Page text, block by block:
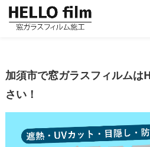
加
加須市で窓ガラスフィルム
さい！